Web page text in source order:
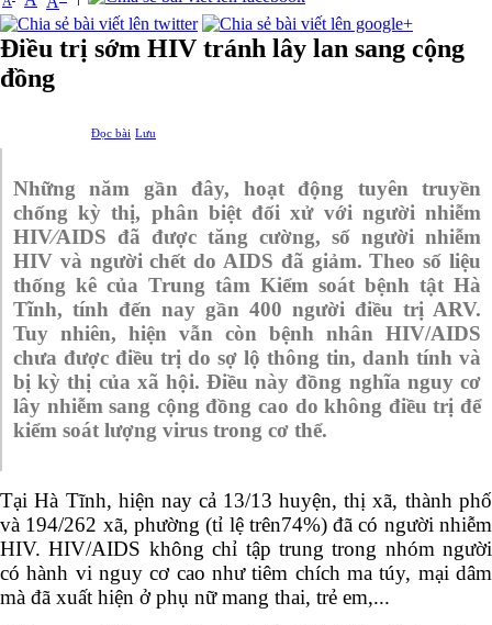
Điều trị sớm HIV tránh lây lan sang cộng
đồng
Đọc bài Lưu
Những năm gần đây, hoạt động tuyên truyền
chống kỳ thị, phân biệt đối xử với người nhiễm
HIV⁄AIDS đã được tăng cường, số người nhiễm
HIV và người chết do AIDS đã giảm. Theo số liệu
thống kê của Trung tâm Kiểm soát bệnh tật Hà
Tĩnh, tính đến nay gần 400 người điều trị ARV.
Tuy nhiên, hiện vẫn còn bệnh nhân HIV/AIDS
chưa được điều trị do sợ lộ thông tin, danh tính và
bị kỳ thị của xã hội. Điều này đồng nghĩa nguy cơ
lây nhiễm sang cộng đồng cao do không điều trị để
kiểm soát lượng virus trong cơ thể.
Tại Hà Tĩnh, hiện nay cả 13/13 huyện, thị xã, thành phố
và 194/262 xã, phường (tỉ lệ trên74%)đãcó người nhiễm
HIV. HIV/AIDS không chỉ tập trung trong nhóm người
có hành vi nguy cơ cao như tiêm chích ma túy, mại dâm
mà đã xuất hiện ở phụ nữ mang thai, trẻ em,...